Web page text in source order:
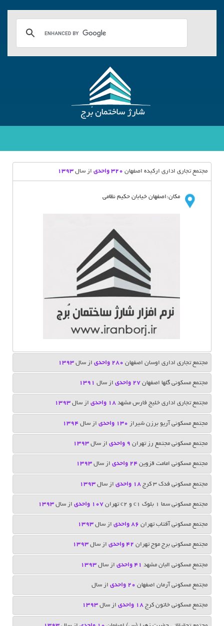
مجتمع تجاری اداری ارکیده اصفهان 320 واحدی از سال 1393
مکان:اصفهان خیابان حکیم نظامی
مجتمع تجاری اداری اوسان اصفهان 280 واحدی از سال 1393
مجتمع مسکونی گلها اصفهان 27 واحدی از سال 1391
مجتمع تجاری اداری خلیج فارس مشهد 18 واحدی از سال 1393
مجتمع مسکونی آریو برزن شیراز 130 واحدی از سال 1394
مجتمع مسکونی مجتمع رز تهران 9 واحدی از سال 1393
مجتمع مسکونی امامت قزوين 24 واحدی از سال 1393
مجتمع مسکونی فدک ۳ کرج 18 واحدی از سال 1393
مجتمع مسکونی سما 1 بلوک c1 و c2 تهران 107 واحدی از سال 1393
مجتمع مسکونی آفتاب تهران 86 واحدی از سال 1393
مجتمع مسکونی برج موج تهران 42 واحدی از سال 1393
مجتمع مسکونی البان مشهد 41 واحدی از سال 1393
مجتمع مسکونی آرمان اصفهان 20 واحدی از سال
مجتمع مسکونی خاتون کرج 18 واحدی از سال 1393